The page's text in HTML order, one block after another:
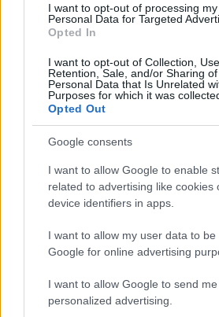
I want to opt-out of processing my
Personal Data for Targeted
Opted In
I want to opt-out of Collection, Use,
Retention, Sale, and/or Sharing
Personal Data that Is Unrelated
Purposes for which it was
Opted Out
Google consents
I want to allow Google to enable
related to advertising like cookies
device identifiers in apps.
I want to allow my user data to be
Google for online advertising
I want to allow Google to send me
personalized advertising.
A G-Adam Könyvkiadó
Buffon-könyv igényes
hozzánk a világ egyik
vallomásait, aki egyes szám
meséli el élettörténetét.
Egy legenda története, amiben
megtalálhatjuk a magunk kis
emlékezetes győzelmet, amire
gondolunk vissza.